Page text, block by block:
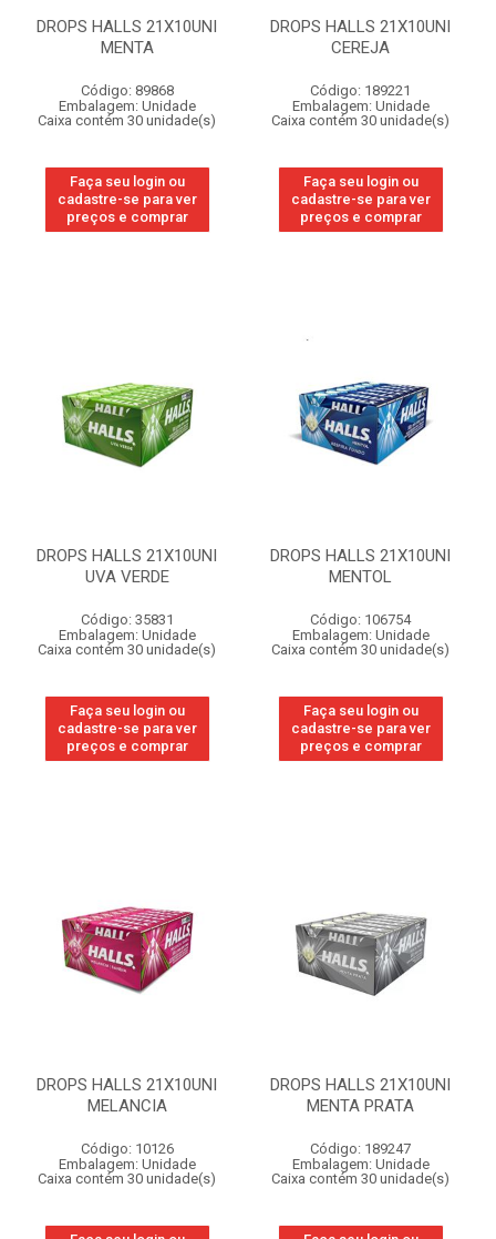
DROPS HALLS 21X10UNI
MENTA
Código: 89868
Embalagem: Unidade
Caixa contém 30 unidade(s)
Faça seu login ou
cadastre-se para ver
preços e comprar
DROPS HALLS 21X10UNI
CEREJA
Código: 189221
Embalagem: Unidade
Caixa contém 30 unidade(s)
Faça seu login ou
cadastre-se para ver
preços e comprar
DROPS HALLS 21X10UNI
UVA VERDE
Código: 35831
Embalagem: Unidade
Caixa contém 30 unidade(s)
Faça seu login ou
cadastre-se para ver
preços e comprar
DROPS HALLS 21X10UNI
MENTOL
Código: 106754
Embalagem: Unidade
Caixa contém 30 unidade(s)
Faça seu login ou
cadastre-se para ver
preços e comprar
DROPS HALLS 21X10UNI
MELANCIA
Código: 10126
Embalagem: Unidade
Caixa contém 30 unidade(s)
DROPS HALLS 21X10UNI
MENTA PRATA
Código: 189247
Embalagem: Unidade
Caixa contém 30 unidade(s)